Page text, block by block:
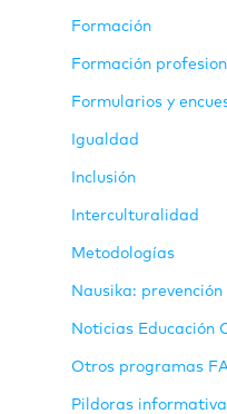
Formación
Formación
Formularios y
Igualdad
Inclusión
Interculturalidad
Metodologías
Nausika:
Noticias Educación
Otros programas
Pildoras